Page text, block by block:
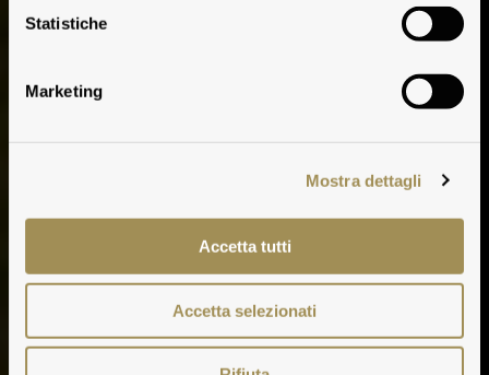
Statistiche
Marketing
Mostra dettagli
Accetta tutti
Accetta selezionati